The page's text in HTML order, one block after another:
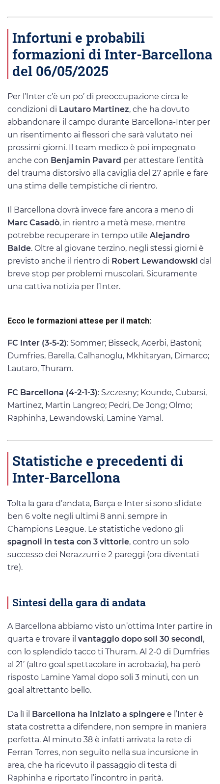
Infortuni e probabili
formazioni di Inter-Barcellona
del 06/05/2025
Per l’Inter c’è un po’ di preoccupazione circa le
condizioni di Lautaro Martinez, che ha dovuto
abbandonare il campo durante Barcellona-Inter per
un risentimento ai flessori che sarà valutato nei
prossimi giorni. Il team medico è poi impegnato
anche con Benjamin Pavard per attestare l’entità
del trauma distorsivo alla caviglia del 27 aprile e fare
una stima delle tempistiche di rientro.
Il Barcellona dovrà invece fare ancora a meno di
Marc Casadò, in rientro a metà mese, mentre
potrebbe recuperare in tempo utile Alejandro
Balde. Oltre al giovane terzino, negli stessi giorni è
previsto anche il rientro di Robert Lewandowski dal
breve stop per problemi muscolari. Sicuramente
una cattiva notizia per l’Inter.
Ecco le formazioni attese per il match:
FC Inter (3-5-2): Sommer; Bisseck, Acerbi, Bastoni;
Dumfries, Barella, Calhanoglu, Mkhitaryan, Dimarco;
Lautaro, Thuram.
FC Barcellona (4-2-1-3): Szczesny; Kounde, Cubarsi,
Martinez, Martin Langreo; Pedri, De Jong; Olmo;
Raphinha, Lewandowski, Lamine Yamal.
Statistiche e precedenti di
Inter-Barcellona
Tolta la gara d’andata, Barça e Inter si sono sfidate
ben 6 volte negli ultimi 8 anni, sempre in
Champions League. Le statistiche vedono gli
spagnoli in testa con 3 vittorie, contro un solo
successo dei Nerazzurri e 2 pareggi (ora diventati
tre).
Sintesi della gara di andata
A Barcellona abbiamo visto un’ottima Inter partire in
quarta e trovare il vantaggio dopo soli 30 secondi,
con lo splendido tacco ti Thuram. Al 2-0 di Dumfries
al 21’ (altro goal spettacolare in acrobazia), ha però
risposto Lamine Yamal dopo soli 3 minuti, con un
goal altrettanto bello.
Da lì il Barcellona ha iniziato a spingere e l’Inter è
stata costretta a difendere, non sempre in maniera
perfetta. Al minuto 38 è infatti arrivata la rete di
Ferran Torres, non seguito nella sua incursione in
area, che ha ricevuto il passaggio di testa di
Raphinha e riportato l’incontro in parità.